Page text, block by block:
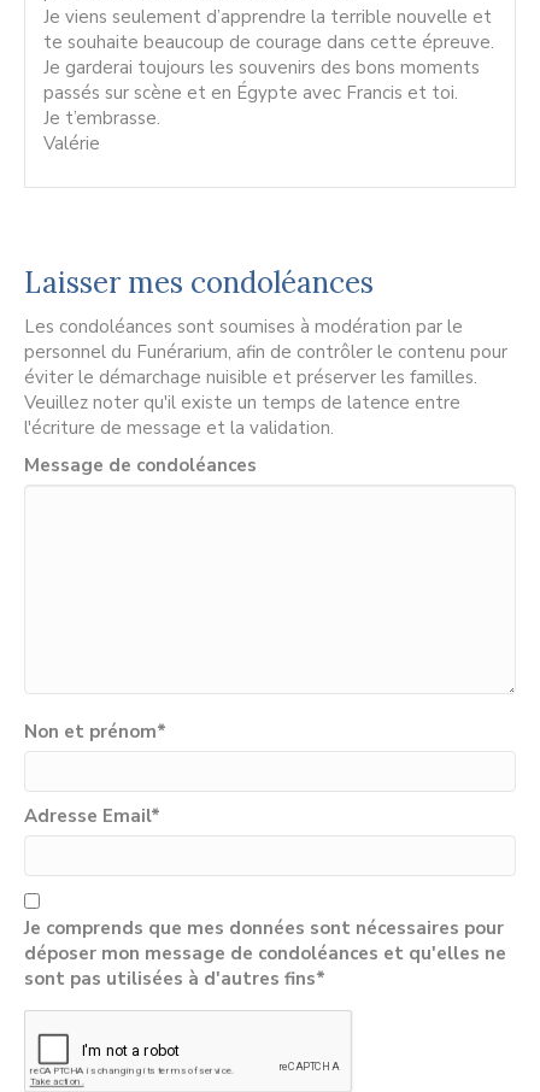
Je viens seulement d’apprendre la terrible nouvelle et
te souhaite beaucoup de courage dans cette épreuve.
Je garderai toujours les souvenirs des bons moments
passés sur scène et en Égypte avec Francis et toi.
Je t’embrasse.
Valérie
Laisser mes condoléances
Les condoléances sont soumises à modération par le
personnel du Funérarium, afin de contrôler le contenu pour
éviter le démarchage nuisible et préserver les familles.
Veuillez noter qu'il existe un temps de latence entre
l'écriture de message et la validation.
Message de condoléances
Non et prénom*
Adresse Email*
Je comprends que mes données sont nécessaires pour
déposer mon message de condoléances et qu'elles ne
sont pas utilisées à d'autres fins*